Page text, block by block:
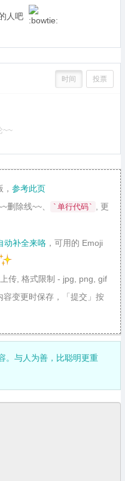
人吧
时间 投票
~~
参考此页
删除线~~、 `单行代码`
, 更
动补全来咯 ，可用的 Emoji
传, 格式限制 - jpg, png, gif
容变更时保存，「提交」按
。与人为善，比聪明更重